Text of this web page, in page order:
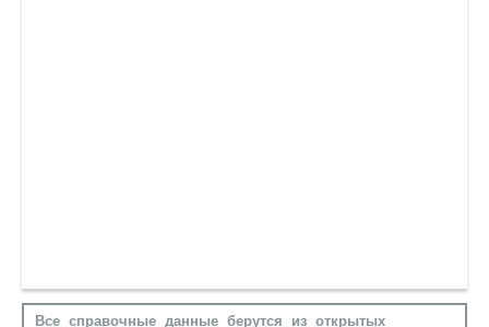
Все справочные данные берутся из открытых